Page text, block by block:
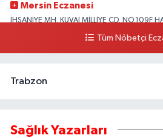
Mersin Eczanesi
İHSANİYE MH. KUVAİ MİLLİYE CD. NO.109F
Tüm Nöbetçi
Trabzon
Sağlık Yazarları